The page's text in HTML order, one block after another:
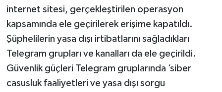
internet sitesi, gerçekleştirilen operasyon
kapsamında ele geçirilerek erişime kapatıldı.
Şüphelilerin yasa dışı irtibatlarını sağladıkları
Telegram grupları ve kanalları da ele geçirildi.
Güvenlik güçleri Telegram gruplarında ’siber
casusluk faaliyetleri ve yasa dışı sorgu